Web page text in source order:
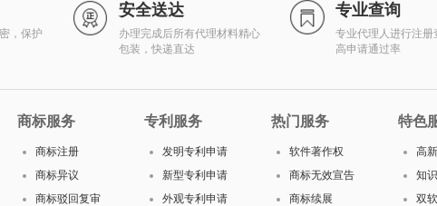
，保护
安全送达
办理完成后所有代理材料精心
包装，快递直达
专业查询
专业代理人进行注册
高申请通过率
商标服务
商标注册
商标异议
商标驳回复审
专利服务
发明专利申请
新型专利申请
外观专利申请
热门服务
软件著作权
商标无效宣告
商标续展
特色
高
知
双